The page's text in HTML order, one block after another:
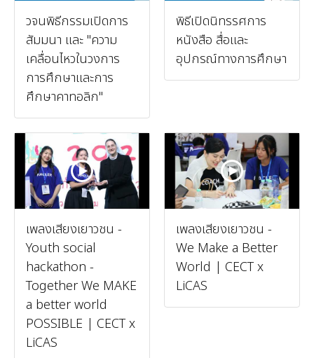
วจนพิธีกรรมเปิดการ
สัมมนา และ "ความ
เคลื่อนไหวในวงการ
การศึกษาและการ
ศึกษาคาทอลิก"
พิธีเปิดนิทรรศการ
หนังสือ สื่อและ
อุปกรณ์ทางการศึกษา
เพลงเสียงเยาวชน -
Youth social
hackathon -
Together We MAKE
a better world
POSSIBLE | CECT x
LiCAS
เพลงเสียงเยาวชน -
We Make a Better
World | CECT x
LiCAS